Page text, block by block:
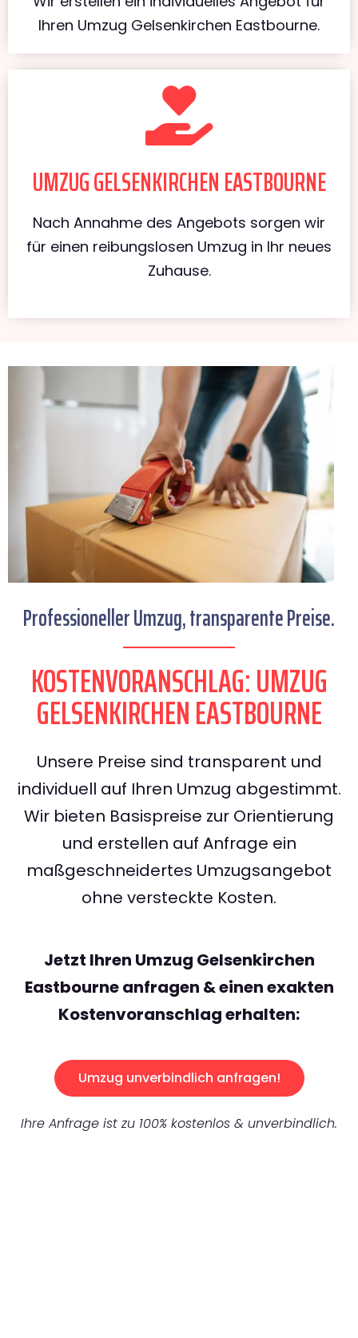
Ihren Umzug Gelsenkirchen Eastbourne.
UMZUG GELSENKIRCHEN EASTBOURNE
Nach Annahme des Angebots sorgen wir
für einen reibungslosen Umzug in Ihr neues
Zuhause.
Professioneller Umzug, transparente Preise.
KOSTENVORANSCHLAG: UMZUG
GELSENKIRCHEN EASTBOURNE
Unsere Preise sind transparent und
individuell auf Ihren Umzug abgestimmt.
Wir bieten Basispreise zur Orientierung
und erstellen auf Anfrage ein
maßgeschneidertes Umzugsangebot
ohne versteckte Kosten.
Jetzt Ihren Umzug Gelsenkirchen
Eastbourne anfragen & einen exakten
Kostenvoranschlag erhalten:
Umzug unverbindlich anfragen!
Ihre Anfrage ist zu 100% kostenlos & unverbindlich.